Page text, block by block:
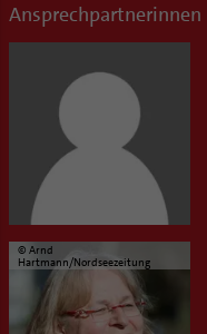
Ansprechpartnerinnen
© Arnd
Hartmann/Nordseezeitung